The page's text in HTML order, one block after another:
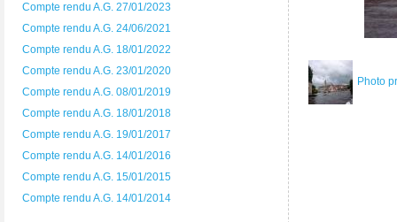
Compte rendu A.G. 27/01/2023
Compte rendu A.G. 24/06/2021
Compte rendu A.G. 18/01/2022
Compte rendu A.G. 23/01/2020
Compte rendu A.G. 08/01/2019
Compte rendu A.G. 18/01/2018
Compte rendu A.G. 19/01/2017
Compte rendu A.G. 14/01/2016
Compte rendu A.G. 15/01/2015
Compte rendu A.G. 14/01/2014
Photo